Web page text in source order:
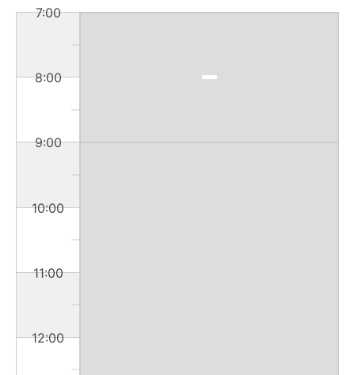
7:00
8:00
9:00
10:00
11:00
12:00